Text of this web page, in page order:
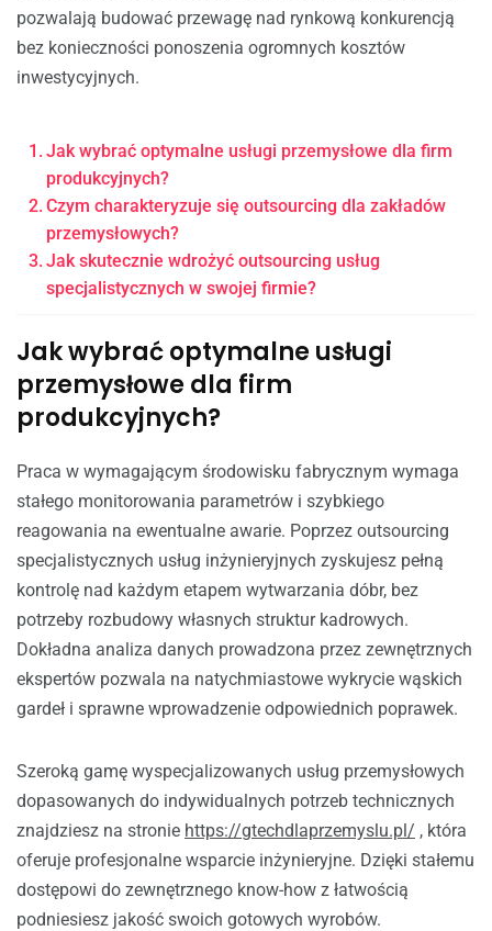
pozwalają budować przewagę nad rynkową konkurencją
bez konieczności ponoszenia ogromnych kosztów
inwestycyjnych.
Jak wybrać optymalne usługi przemysłowe dla firm
produkcyjnych?
Czym charakteryzuje się outsourcing dla zakładów
przemysłowych?
Jak skutecznie wdrożyć outsourcing usług
specjalistycznych w swojej firmie?
Jak wybrać optymalne usługi
przemysłowe dla firm
produkcyjnych?
Praca w wymagającym środowisku fabrycznym wymaga
stałego monitorowania parametrów i szybkiego
reagowania na ewentualne awarie. Poprzez outsourcing
specjalistycznych usług inżynieryjnych zyskujesz pełną
kontrolę nad każdym etapem wytwarzania dóbr, bez
potrzeby rozbudowy własnych struktur kadrowych.
Dokładna analiza danych prowadzona przez zewnętrznych
ekspertów pozwala na natychmiastowe wykrycie wąskich
gardeł i sprawne wprowadzenie odpowiednich poprawek.
Szeroką gamę wyspecjalizowanych usług przemysłowych
dopasowanych do indywidualnych potrzeb technicznych
znajdziesz na stronie https://gtechdlaprzemyslu.pl/ , która
oferuje profesjonalne wsparcie inżynieryjne. Dzięki stałemu
dostępowi do zewnętrznego know-how z łatwością
podniesiesz jakość swoich gotowych wyrobów.